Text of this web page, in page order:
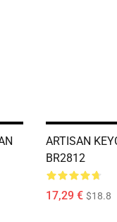
ARTISAN
BR2812
17,29 € $18.8